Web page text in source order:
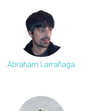
Abraham Larrañaga